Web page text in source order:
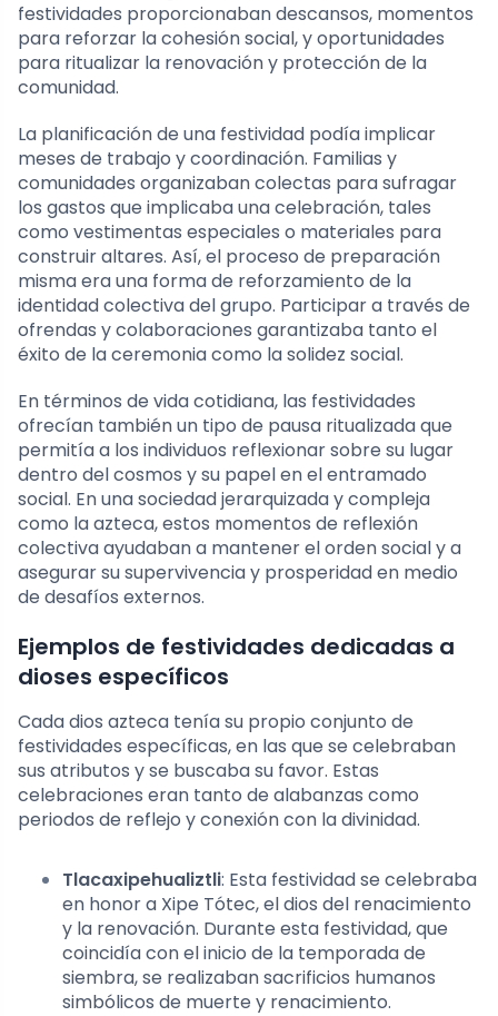
festividades proporcionaban descansos, momentos
para reforzar la cohesión social, y oportunidades
para ritualizar la renovación y protección de la
comunidad.
La planificación de una festividad podía implicar
meses de trabajo y coordinación. Familias y
comunidades organizaban colectas para sufragar
los gastos que implicaba una celebración, tales
como vestimentas especiales o materiales para
construir altares. Así, el proceso de preparación
misma era una forma de reforzamiento de la
identidad colectiva del grupo. Participar a través de
ofrendas y colaboraciones garantizaba tanto el
éxito de la ceremonia como la solidez social.
En términos de vida cotidiana, las festividades
ofrecían también un tipo de pausa ritualizada que
permitía a los individuos reflexionar sobre su lugar
dentro del cosmos y su papel en el entramado
social. En una sociedad jerarquizada y compleja
como la azteca, estos momentos de reflexión
colectiva ayudaban a mantener el orden social y a
asegurar su supervivencia y prosperidad en medio
de desafíos externos.
Ejemplos de festividades dedicadas a
dioses específicos
Cada dios azteca tenía su propio conjunto de
festividades específicas, en las que se celebraban
sus atributos y se buscaba su favor. Estas
celebraciones eran tanto de alabanzas como
periodos de reflejo y conexión con la divinidad.
Tlacaxipehualiztli: Esta festividad se celebraba
en honor a Xipe Tótec, el dios del renacimiento
y la renovación. Durante esta festividad, que
coincidía con el inicio de la temporada de
siembra, se realizaban sacrificios humanos
simbólicos de muerte y renacimiento.